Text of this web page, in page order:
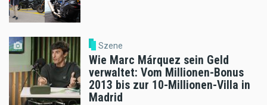
Szene
Wie Marc Márquez sein Geld
verwaltet: Vom Millionen-Bonus
2013 bis zur 10-Millionen-Villa in
Madrid